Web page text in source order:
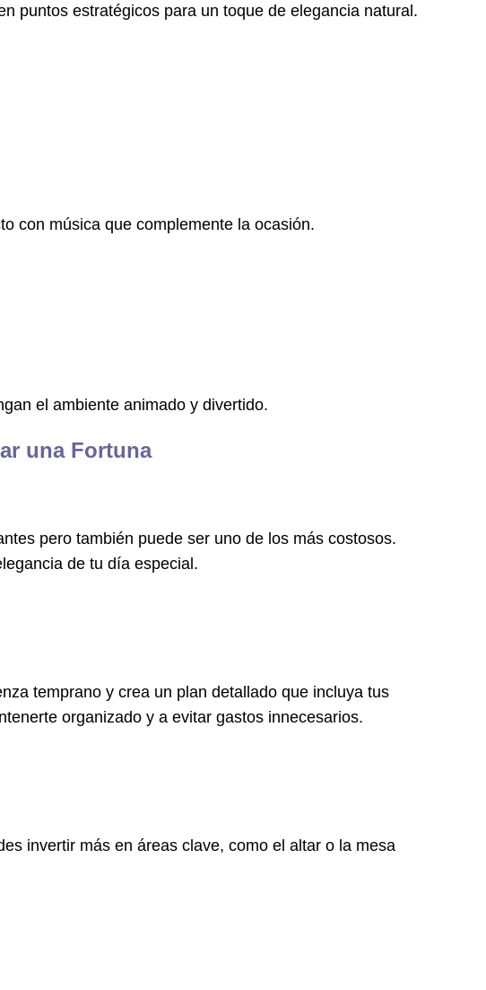
puntos estratégicos para un toque de elegancia natural.
con música que complemente la ocasión.
el ambiente animado y divertido.
una Fortuna
pero también puede ser uno de los más costosos.
de tu día especial.
temprano y crea un plan detallado que incluya tus
organizado y a evitar gastos innecesarios.
invertir más en áreas clave, como el altar o la mesa